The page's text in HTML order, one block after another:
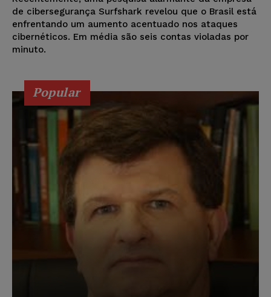
de cibersegurança Surfshark revelou que o Brasil está
enfrentando um aumento acentuado nos ataques
cibernéticos. Em média são seis contas violadas por
minuto.
Popular